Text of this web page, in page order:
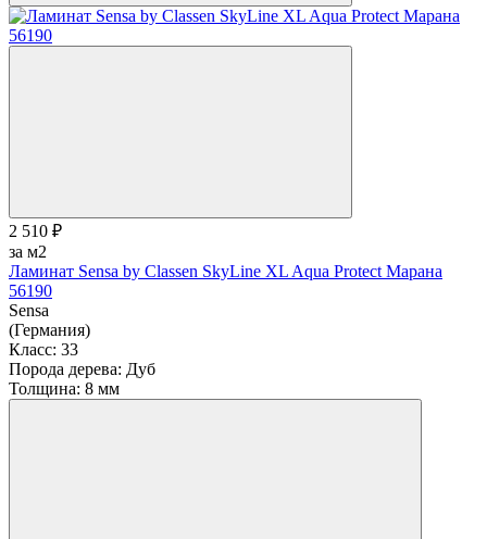
2 510 ₽
за м2
Ламинат Sensa by Classen SkyLine XL Aqua Protect Марана
56190
Sensa
(Германия)
Класс: 33
Порода дерева: Дуб
Толщина: 8 мм